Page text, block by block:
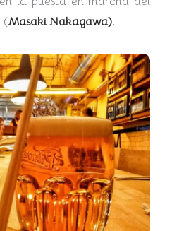
(Masaki Nakagawa).